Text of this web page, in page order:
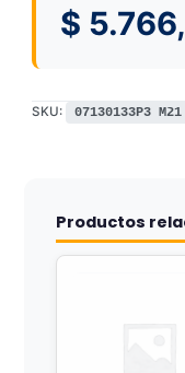
$
SKU: 07130133P3 M21
Productos